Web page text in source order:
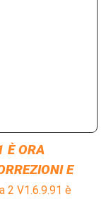
È ORA
E
2 V1.6.9.91 è